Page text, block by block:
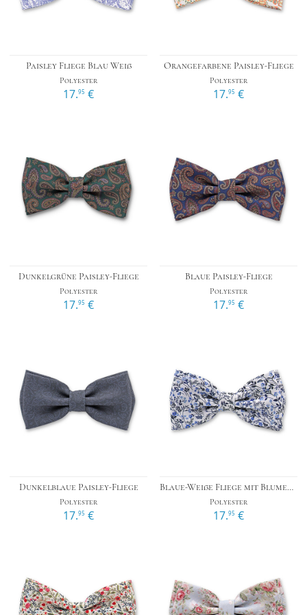
Paisley Fliege Blau Weiß
Polyester
17.95 €
Orangefarbene Paisley-Fliege
Polyester
17.95 €
Dunkelgrüne Paisley-Fliege
Polyester
17.95 €
Blaue Paisley-Fliege
Polyester
17.95 €
Dunkelblaue Paisley-Fliege
Polyester
17.95 €
Blaue-Weiße Fliege mit Blumenmuster
Polyester
17.95 €